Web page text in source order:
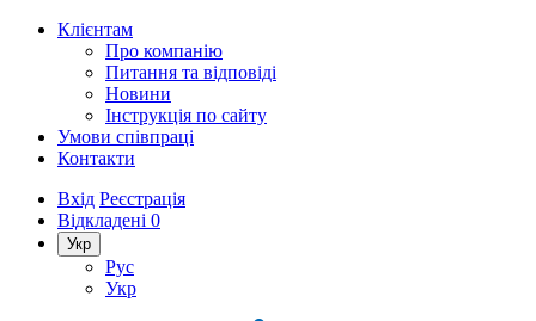
Клієнтам
Про компанію
Питання та відповіді
Новини
Інструкція по сайту
Умови співпраці
Контакти
Вхід Реєстрація
Відкладені 0
Укр
Рус
Укр